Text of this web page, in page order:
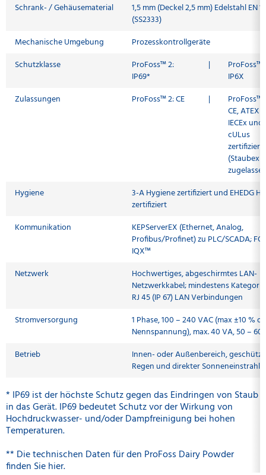
Schrank- / Gehäusematerial
1,5 mm (Deckel 2,5 mm) Edelstahl EN
(SS2333)
Mechanische Umgebung
Prozesskontrollgeräte
Schutzklasse
ProFoss™ 2:
IP69*
|
ProFoss™
IP6X
Zulassungen
ProFoss™ 2: CE |
ProFoss™
CE, ATEX
IECEx und
cULus
zertifiziert
Hygiene
3-A Hygiene zertifiziert und EHEDG
zertifiziert
Kommunikation
KEPServerEX (Ethernet, Analog,
Profibus/Profinet) zu PLC/SCADA;
IQX™
Netzwerk
Hochwertiges, abgeschirmtes LAN-
Netzwerkkabel; mindestens
RJ 45 (IP 67) LAN Verbindungen
Stromversorgung
1 Phase, 100 – 240 VAC (max ±10 %
Nennspannung), max. 40 VA, 50 – 60
Betrieb
Innen- oder Außenbereich,
Regen und direkter
* IP69 ist der höchste Schutz gegen das Eindringen von Staub
in das Gerät. IP69 bedeutet Schutz vor der Wirkung von
Hochdruckwasser- und/oder Dampfreinigung bei hohen
Temperaturen.
** Die technischen Daten für den ProFoss Dairy Powder
finden Sie hier.